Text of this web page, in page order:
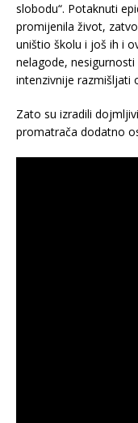
slobodu“. Potaknuti
promijenila život,
uništio školu i još ih i
nelagode,
intenzivnije razmišljati
Zato su izradili
promatrača dodatno